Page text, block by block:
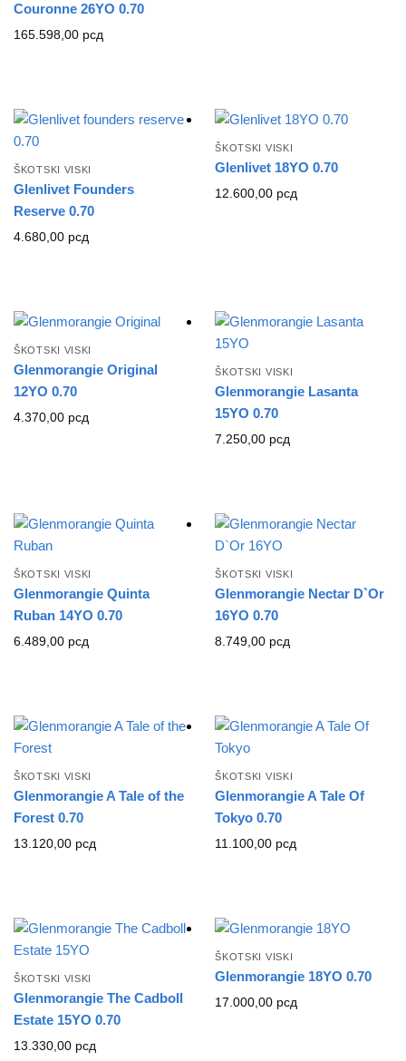
Couronne 26YO 0.70
165.598,00 рсд
ŠKOTSKI VISKI
Glenlivet Founders
Reserve 0.70
4.680,00 рсд
ŠKOTSKI VISKI
Glenlivet 18YO 0.70
12.600,00 рсд
ŠKOTSKI VISKI
Glenmorangie Original
12YO 0.70
4.370,00 рсд
ŠKOTSKI VISKI
Glenmorangie Lasanta
15YO 0.70
7.250,00 рсд
ŠKOTSKI VISKI
Glenmorangie Quinta
Ruban 14YO 0.70
6.489,00 рсд
ŠKOTSKI VISKI
Glenmorangie Nectar D`Or
16YO 0.70
8.749,00 рсд
ŠKOTSKI VISKI
Glenmorangie A Tale of the
Forest 0.70
13.120,00 рсд
ŠKOTSKI VISKI
Glenmorangie A Tale Of
Tokyo 0.70
11.100,00 рсд
ŠKOTSKI VISKI
Glenmorangie The Cadboll
Estate 15YO 0.70
13.330,00 рсд
ŠKOTSKI VISKI
Glenmorangie 18YO 0.70
17.000,00 рсд